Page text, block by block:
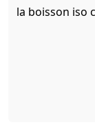
la boisson iso